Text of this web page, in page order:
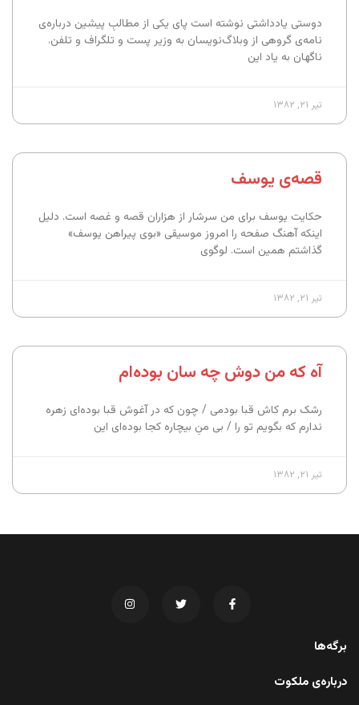
دوستی یادداشتی نوشته است پای یکی از مطالبِ پیشین درباره‌ی
نامه‌ی گروهی از وبلاگ‌نویسان به وزیر پست و تلگراف و تلفن.
ناگهان به یاد این
تیر ۲۱, ۱۳۸۲
قصه‌ی یوسف
حکایت یوسف برای من سرشار از هزاران قصه و غصه است. دلیل
اینکه آهنگ صفحه را امروز موسیقی «بوی پیراهن یوسف»
گذاشتم همین است. لوگوی
تیر ۲۱, ۱۳۸۲
آه که من دوش چه سان بوده‌ام
رشک برم کاش قبا بودمی / چون که در آغوش قبا بوده‌ای زهره
ندارم که بگویم تو را / بی منِ بیچاره کجا بوده‌ای این
تیر ۲۱, ۱۳۸۲
برگه‌ها
درباره‌ی ملکوت